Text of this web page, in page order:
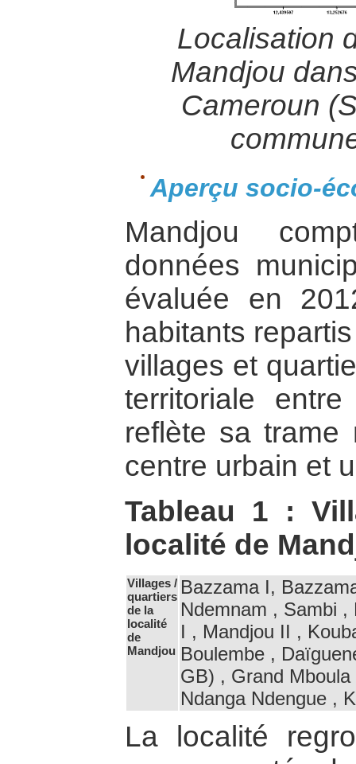
Localisation
Mandjou
Cameroun
Aperçu socio-
Mandjou
données
évaluée en
habitants
villages et
territoriale
reflète sa trame
centre urbain et
Tableau 1 :
localité de
Villages /
quartiers
de la
localité
de
Mandjou
Bazzama I,
Ndemnam , Sambi
I , Mandjou II ,
Boulembe ,
GB) , Grand
Ndanga Ndengue ,
La localité